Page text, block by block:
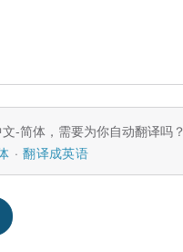
-简体，需要为你自动翻译吗？
翻译成英语